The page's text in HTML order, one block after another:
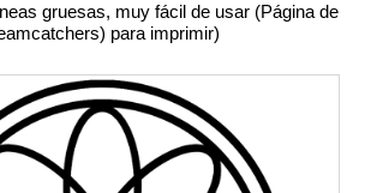
gruesas, muy fácil de usar (Página de
para imprimir)